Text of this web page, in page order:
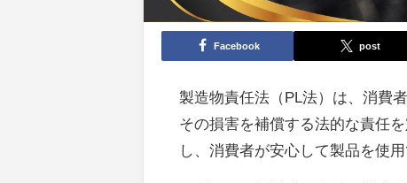
Facebook post
製造物責任法（PL法）は、消費
その損害を補償する法的な責任
し、消費者が安心して製品を使